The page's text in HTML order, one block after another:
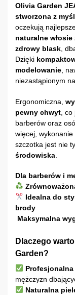
Olivia Garden
stworzona z
oczekują
naturalne włosie
zdrowy blask ,
Dzięki
modelowanie ,
niezastąpionym
Ergonomiczna,
pewny chwyt ,
barberów oraz
więcej, wykonanie
szczotka jest nie
środowiska
Dla barberów i
Idealna do
brody
Maksymalna
Dlaczego
Garden?
mężczyzn
Naturalna